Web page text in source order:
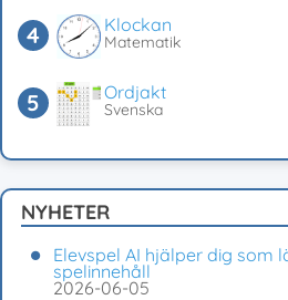
Klockan
Matematik
Ordjakt
Svenska
NYHETER
Elevspel AI hjälper dig som
spelinnehåll
2026-06-05